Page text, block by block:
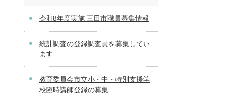
令和8年度実施 三田市職員募集情報
統計調査の登録調査員を募集してい
ます
教育委員会市立小・中・特別支援学
校臨時講師登録の募集